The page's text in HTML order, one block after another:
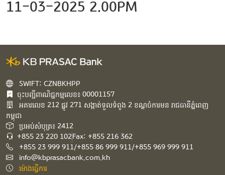
11-03-2025 2.00PM
SWIFT: CZNBKHPP
ចុះបញ្ជីពាណិជ្ជកម្មលេខ៖ 00001157
អគារ​លេខ​ 212 ផ្លូវ 271 សង្កាត់ទួលទំពូង 2 ខណ្ឌចំការមន រាជធានីភ្នំពេញ
កម្ពុជា​
ប្រអប់សំបុត្រ៖ 2412
+855 23 220 102Fax: +855 216 362
+855 23 999 911/+855 86 999 911/+855 969 999 911
info@kbprasacbank.com.kh
ម៉ោងធ្វើការ